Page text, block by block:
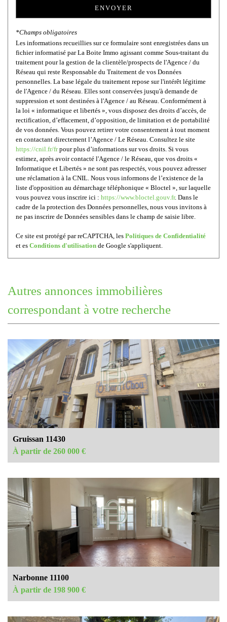
Maisons
53,55 %
Familles avec 3 enfants
ENVOYER
*Champs obligatoires
Les informations recueillies sur ce formulaire sont enregistrées dans un
fichier informatisé par La Boite Immo agissant comme Sous-traitant du
traitement pour la gestion de la clientèle/prospects de l'Agence / du
Réseau qui reste Responsable du Traitement de vos Données
personnelles. La base légale du traitement repose sur l'intérêt légitime
de l'Agence / du Réseau. Elles sont conservées jusqu'à demande de
suppression et sont destinées à l'Agence / au Réseau. Conformément à
la loi « informatique et libertés », vous disposez des droits d’accès, de
rectification, d’effacement, d’opposition, de limitation et de portabilité
de vos données. Vous pouvez retirer votre consentement à tout moment
en contactant directement l’Agence / Le Réseau. Consultez le site
https://cnil.fr/frpour plus d’informations sur vos droits. Si vous
estimez, après avoir contacté l'Agence / le Réseau, que vos droits «
Informatique et Libertés » ne sont pas respectés, vous pouvez adresser
une réclamation à la CNIL. Nous vous informons de l’existence de la
liste d'opposition au démarchage téléphonique « Bloctel », sur laquelle
vous pouvez vous inscrire ici : https://www.bloctel.gouv.fr. Dans le
cadre de la protection des Données personnelles, nous vous invitons à
ne pas inscrire de Données sensibles dans le champ de saisie libre.
Ce site est protégé par reCAPTCHA, les Politiques de Confidentialité
et es Conditions d'utilisation de Google s'appliquent.
autres annonces immobilières
correspondant à votre recherche
Gruissan 11430
À partir de 260 000 €
Narbonne 11100
À partir de 198 900 €